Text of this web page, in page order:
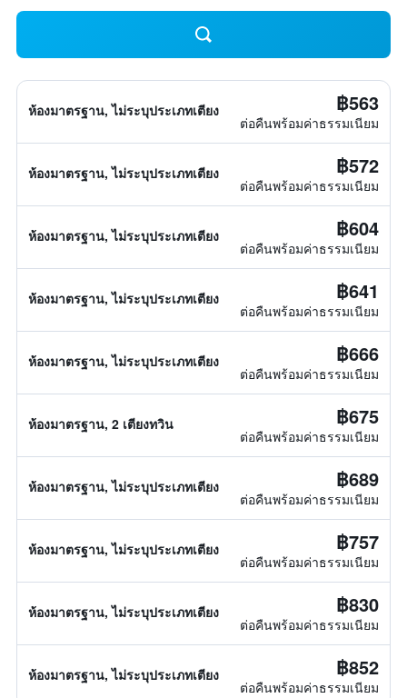
ห้องมาตรฐาน, ไม่ระบุประเภทเตียง ฿563
ต่อคืนพร้อมค่าธรรมเนียม
ห้องมาตรฐาน, ไม่ระบุประเภทเตียง ฿572
ต่อคืนพร้อมค่าธรรมเนียม
ห้องมาตรฐาน, ไม่ระบุประเภทเตียง ฿604
ต่อคืนพร้อมค่าธรรมเนียม
ห้องมาตรฐาน, ไม่ระบุประเภทเตียง ฿641
ต่อคืนพร้อมค่าธรรมเนียม
ห้องมาตรฐาน, ไม่ระบุประเภทเตียง ฿666
ต่อคืนพร้อมค่าธรรมเนียม
ห้องมาตรฐาน, 2 เตียงทวิน ฿675
ต่อคืนพร้อมค่าธรรมเนียม
ห้องมาตรฐาน, ไม่ระบุประเภทเตียง ฿689
ต่อคืนพร้อมค่าธรรมเนียม
ห้องมาตรฐาน, ไม่ระบุประเภทเตียง ฿757
ต่อคืนพร้อมค่าธรรมเนียม
ห้องมาตรฐาน, ไม่ระบุประเภทเตียง ฿830
ต่อคืนพร้อมค่าธรรมเนียม
ห้องมาตรฐาน, ไม่ระบุประเภทเตียง ฿852
ต่อคืนพร้อมค่าธรรมเนียม